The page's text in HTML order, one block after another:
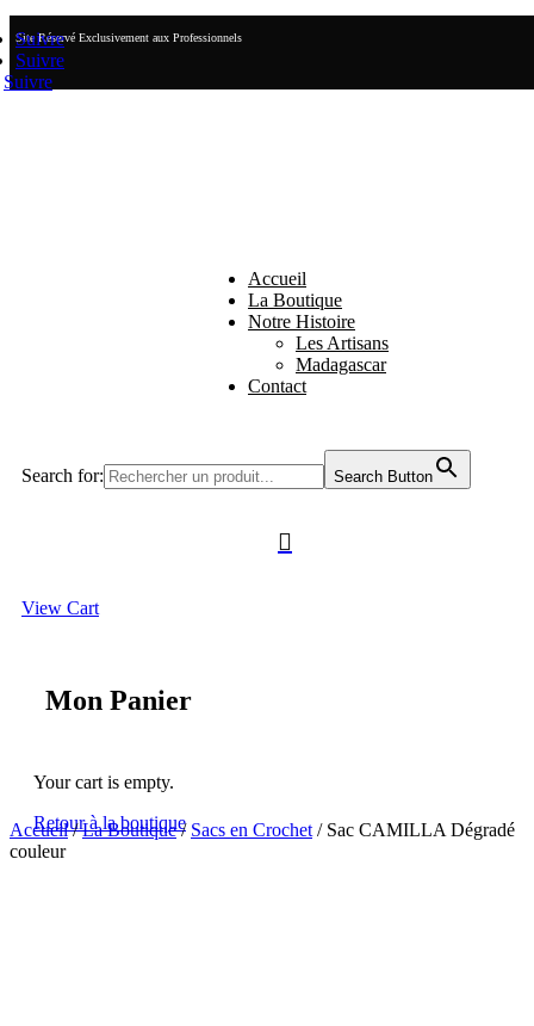
Site Réservé Exclusivement aux Professionnels
Suivre
Suivre
Suivre
Accueil
La Boutique
Notre Histoire
Les Artisans
Madagascar
Contact
Search for: Search Button

View Cart
Mon Panier
Your cart is empty.
Retour à la boutique
Accueil/La Boutique/ Sacs en Crochet / Sac CAMILLA Dégradé
couleur